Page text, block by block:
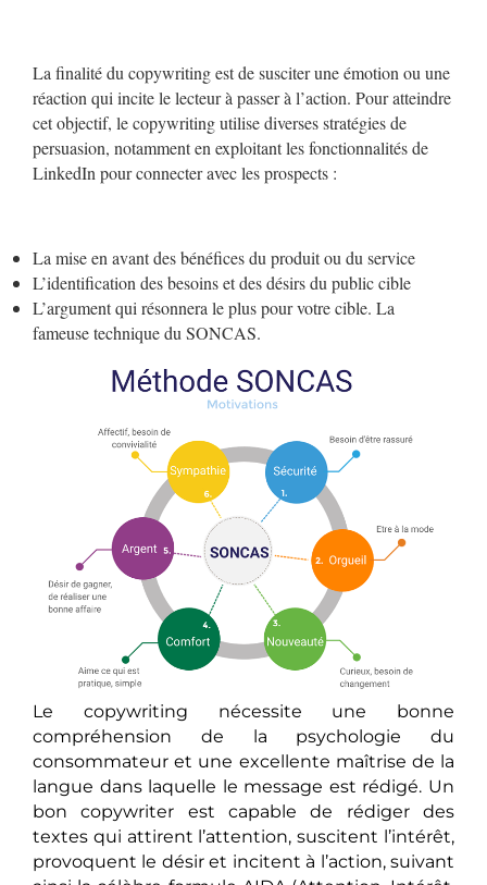
La finalité du copywriting est de susciter une émotion ou une
réaction qui incite le lecteur à passer à l’action. Pour atteindre
cet objectif, le copywriting utilise diverses stratégies de
persuasion, notamment en exploitant les fonctionnalités de
LinkedIn pour connecter avec les prospects :
La mise en avant des bénéfices du produit ou du service
L’identification des besoins et des désirs du public cible
L’argument qui résonnera le plus pour votre cible. La
fameuse technique du SONCAS.
Le copywriting nécessite une bonne
compréhension de la psychologie du
consommateur et une excellente maîtrise de la
langue dans laquelle le message est rédigé. Un
bon copywriter est capable de rédiger des
textes qui attirent l’attention, suscitent l’intérêt,
provoquent le désir et incitent à l’action, suivant